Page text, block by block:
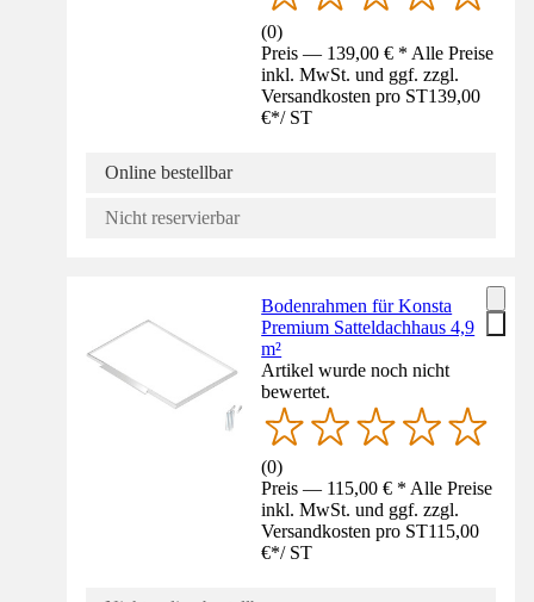
(0)
Preis — 139,00 € * Alle Preise
inkl. MwSt. und ggf. zzgl.
Versandkosten pro ST139,00
€*/ ST
Online bestellbar
Nicht reservierbar
Bodenrahmen für Konsta
Premium Satteldachhaus 4,9
m²
Artikel wurde noch nicht
bewertet.
(0)
Preis — 115,00 € * Alle Preise
inkl. MwSt. und ggf. zzgl.
Versandkosten pro ST115,00
€*/ ST